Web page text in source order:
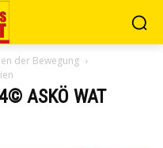
der Bewegung
ASKÖ WAT